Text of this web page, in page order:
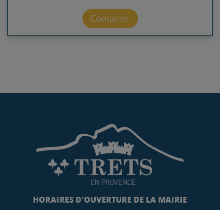
Contacter par mail
Contacter
HORAIRES D'OUVERTURE DE LA MAIRIE